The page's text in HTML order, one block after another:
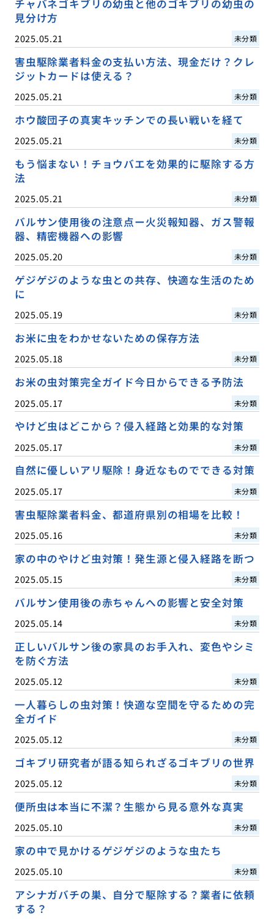
チャバネゴキブリの幼虫と他のゴキブリの幼虫の
見分け方
2025.05.21 未分類
害虫駆除業者料金の支払い方法、現金だけ？クレ
ジットカードは使える？
2025.05.21 未分類
ホウ酸団子の真実キッチンでの長い戦いを経て
2025.05.21 未分類
もう悩まない！チョウバエを効果的に駆除する方
法
2025.05.21 未分類
バルサン使用後の注意点ー火災報知器、ガス警報
器、精密機器への影響
2025.05.20 未分類
ゲジゲジのような虫との共存、快適な生活のため
に
2025.05.19 未分類
お米に虫をわかせないための保存方法
2025.05.18 未分類
お米の虫対策完全ガイド今日からできる予防法
2025.05.17 未分類
やけど虫はどこから？侵入経路と効果的な対策
2025.05.17 未分類
自然に優しいアリ駆除！身近なものでできる対策
2025.05.17 未分類
害虫駆除業者料金、都道府県別の相場を比較！
2025.05.16 未分類
家の中のやけど虫対策！発生源と侵入経路を断つ
2025.05.15 未分類
バルサン使用後の赤ちゃんへの影響と安全対策
2025.05.14 未分類
正しいバルサン後の家具のお手入れ、変色やシミ
を防ぐ方法
2025.05.12 未分類
一人暮らしの虫対策！快適な空間を守るための完
全ガイド
2025.05.12 未分類
ゴキブリ研究者が語る知られざるゴキブリの世界
2025.05.12 未分類
便所虫は本当に不潔？生態から見る意外な真実
2025.05.10 未分類
家の中で見かけるゲジゲジのような虫たち
2025.05.10 未分類
アシナガバチの巣、自分で駆除する？業者に依頼
する？